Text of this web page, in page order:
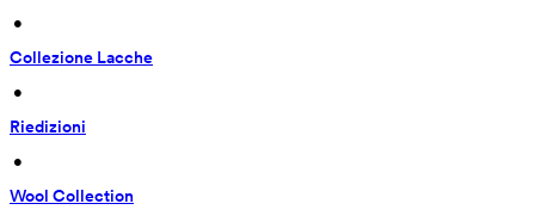
•
Collezione Lacche
•
Riedizioni
•
Wool Collection